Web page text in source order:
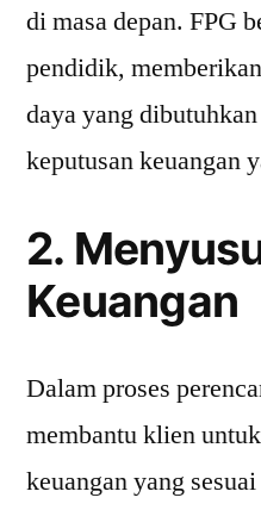
di masa depan. FPG
pendidik,
daya yang
keputusan keuangan
2.
Keuangan
Dalam proses
membantu klien
keuangan yang